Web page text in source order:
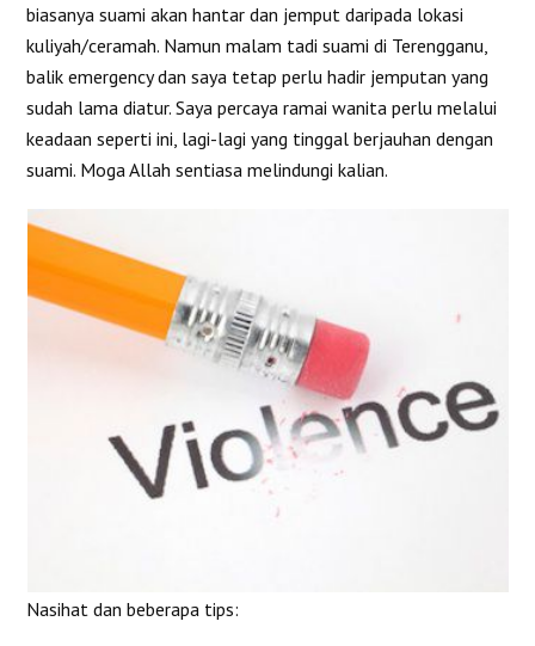
biasanya suami akan hantar dan jemput daripada lokasi
kuliyah/ceramah. Namun malam tadi suami di Terengganu,
balik emergency dan saya tetap perlu hadir jemputan yang
sudah lama diatur. Saya percaya ramai wanita perlu melalui
keadaan seperti ini, lagi-lagi yang tinggal berjauhan dengan
suami. Moga Allah sentiasa melindungi kalian.
Nasihat dan beberapa tips: